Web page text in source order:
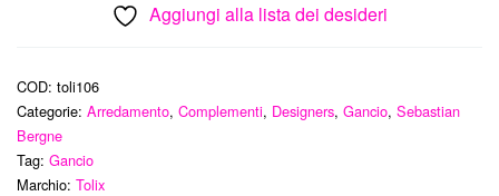
Aggiungi alla lista dei desideri
COD: toli106
Categorie: Arredamento, Complementi, Designers, Gancio, Sebastian
Bergne
Tag: Gancio
Marchio: Tolix